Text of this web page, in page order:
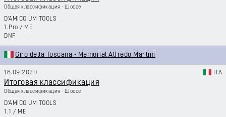
Общая классификация - Шоссе
D'AMICO UM TOOLS
1.Pro / ME
DNF
Giro della Toscana - Memorial Alfredo Martini
16.09.2020 ITA
Итоговая классификация
Общая классификация - Шоссе
D'AMICO UM TOOLS
1.1 / ME